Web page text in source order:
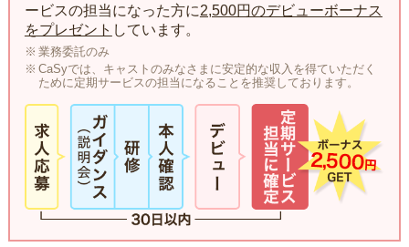
ービスの担当になった方に2,500円のデビューボーナス
をプレゼント しています。
業務委託のみ
CaSyでは、キャストのみなさまに安定的な収入を得ていただく
ために定期サービスの担当になることを推奨しております。